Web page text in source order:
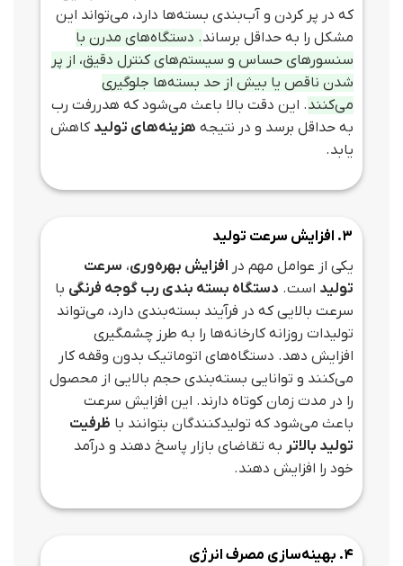
که در پر کردن و آب‌بندی بسته‌ها دارد، می‌تواند این
مشکل را به حداقل برساند. دستگاه‌های مدرن با
سنسورهای حساس و سیستم‌های کنترل دقیق، از پر
شدن ناقص یا بیش از حد بسته‌ها جلوگیری
می‌کنند. این دقت بالا باعث می‌شود که هدررفت رب
به حداقل برسد و در نتیجه هزینه‌های تولید کاهش
یابد.
یکی از عوامل مهم در افزایش بهره‌وری، سرعت
تولید است. دستگاه بسته‌ بندی رب گوجه فرنگی با
سرعت بالایی که در فرآیند بسته‌بندی دارد، می‌تواند
تولیدات روزانه کارخانه‌ها را به طرز چشمگیری
افزایش دهد. دستگاه‌های اتوماتیک بدون وقفه کار
می‌کنند و توانایی بسته‌بندی حجم بالایی از محصول
را در مدت زمان کوتاه دارند. این افزایش سرعت
باعث می‌شود که تولیدکنندگان بتوانند با ظرفیت
تولید بالاتر به تقاضای بازار پاسخ دهند و درآمد
خود را افزایش دهند.
4. بهینه‌سازی مصرف انرژی